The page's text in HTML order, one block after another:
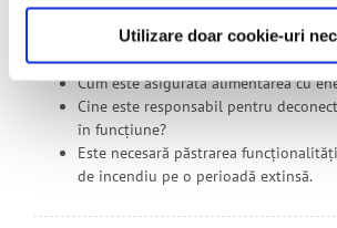
Utilizare doar cookie-uri
acesta în cursul unei zile?
Cum se face alarma în caz de
Cum se face anunțarea brigăzii de
Cum este asigurată alimentarea cu
Cine este responsabil pentru
în funcțiune?
Este necesară păstrarea
de incendiu pe o perioadă extinsă.